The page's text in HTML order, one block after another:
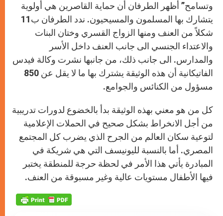
وتسامح” أظهر الطرفان أن حماية القاصرين هي أولوية
يتشارك بها المسلمون والمسيحيون. ندد الطرفان ب11
شكلاً من العنف ومنها الزواج القسري وختان البنات
والاعتداء الجنسي الى جانب العنف داخل الأسر
والمدارس. الى جانب ذلك، من جانبها نشرت وكالة فيدس
الفاتيكانية أن هذه الوثيقة يشترك بها ما لا يقل عن 850
مسؤول من الكنائس والجوامع.
كل من هو معني بهذه الوثيقة بدأ بالخضوع لدورات تدريبية
من أجل الانخراط بشكل صحيح في الحملات الإعلامية
لتوعية سكان العالم من الجرح الذي يضرب كل المجتمع
المصري. أما بالنسبة لليونيسف التي هي شريكة في
المبادرة يأتي هذا الأمر في لحظة حرجة للمنطقة يختبر
فيها الأطفال مستويات عالية وغير مسبوقة من العنف.